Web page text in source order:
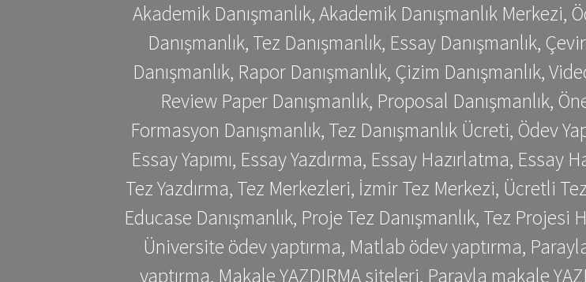
Akademik Danışmanlık, Akademik Danışmanlık Merkezi,
Danışmanlık, Tez Danışmanlık, Essay Danışmanlık,
Danışmanlık, Rapor Danışmanlık, Çizim Danışmanlık,
Review Paper Danışmanlık, Proposal Danışmanlık,
Formasyon Danışmanlık, Tez Danışmanlık Ücreti, Ödev
Essay Yapımı, Essay Yazdırma, Essay Hazırlatma, Essay
Tez Yazdırma, Tez Merkezleri, İzmir Tez Merkezi, Ücretli
Educase Danışmanlık, Proje Tez Danışmanlık, Tez
Üniversite ödev yaptırma, Matlab ödev yaptırma,
yaptırma, Makale YAZDIRMA siteleri, Parayla makale